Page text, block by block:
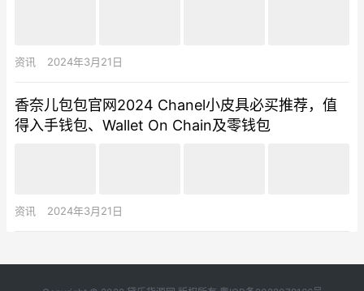
资讯 2024年3月21日
香奈儿包包官网2024 Chanel小皮具必买推荐，值
得入手钱包、Wallet On Chain及零钱包
资讯 2024年3月21日